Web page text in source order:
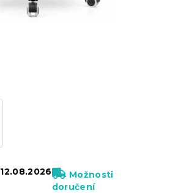
12.08.2026
Možnosti
doručení